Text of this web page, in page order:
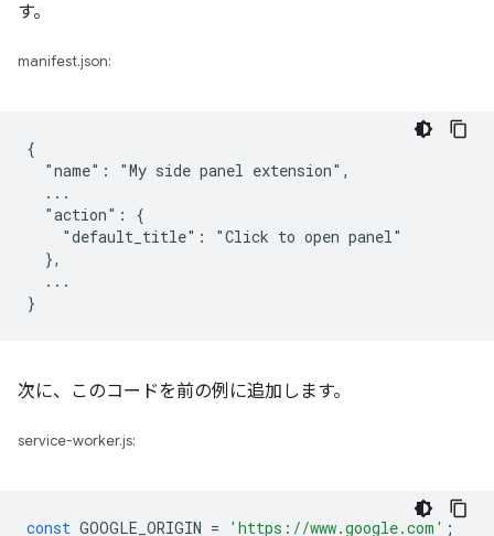
す。
manifest.json:
{
  "name": "My side panel extension",
  ...
  "action": {
    "default_title": "Click to open panel"
  },
  ...
次に、このコードを前の例に追加します。
service-worker.js:
const GOOGLE_ORIGIN = 'https://www.google.com' ;